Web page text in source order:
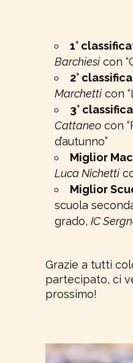
1°
Barchiesi con
2°
Marchetti con
3°
Cattaneo con
d’autunno”
Miglior
Luca Nichetti
Miglior
scuola
grado, IC
Grazie a tutti
partecipato, ci
prossimo!